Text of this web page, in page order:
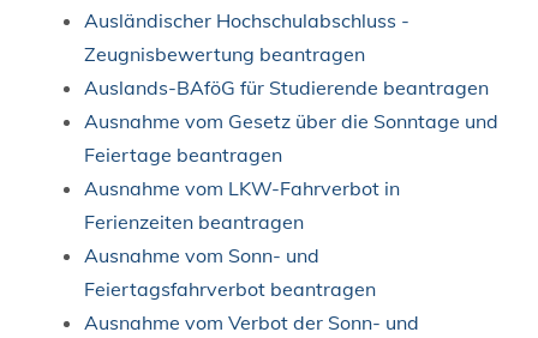
Ausländischer Hochschulabschluss -
Zeugnisbewertung beantragen
Auslands-BAföG für Studierende beantragen
Ausnahme vom Gesetz über die Sonntage und
Feiertage beantragen
Ausnahme vom LKW-Fahrverbot in
Ferienzeiten beantragen
Ausnahme vom Sonn- und
Feiertagsfahrverbot beantragen
Ausnahme vom Verbot der Sonn- und